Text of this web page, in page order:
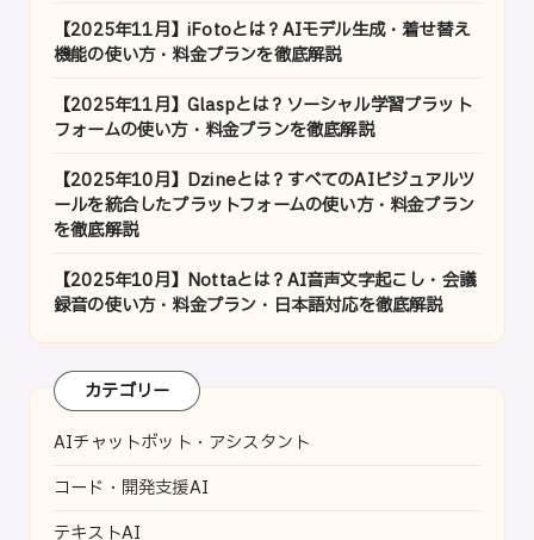
【2025年11月】iFotoとは？AIモデル生成・着せ替え
機能の使い方・料金プランを徹底解説
【2025年11月】Glaspとは？ソーシャル学習プラット
フォームの使い方・料金プランを徹底解説
【2025年10月】Dzineとは？すべてのAIビジュアルツ
ールを統合したプラットフォームの使い方・料金プラン
を徹底解説
【2025年10月】Nottaとは？AI音声文字起こし・会議
録音の使い方・料金プラン・日本語対応を徹底解説
カテゴリー
AIチャットボット・アシスタント
コード・開発支援AI
テキストAI